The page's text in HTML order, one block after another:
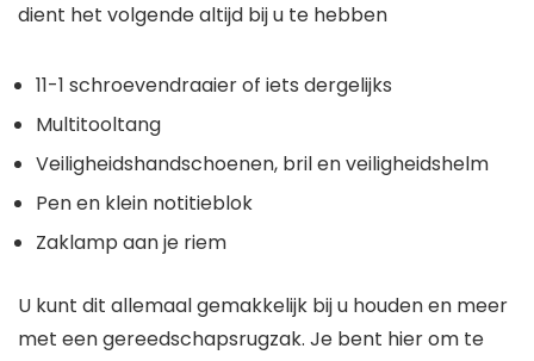
dient het volgende altijd bij u te hebben
11-1 schroevendraaier of iets dergelijks
Multitooltang
Veiligheidshandschoenen, bril en veiligheidshelm
Pen en klein notitieblok
Zaklamp aan je riem
U kunt dit allemaal gemakkelijk bij u houden en meer
met een gereedschapsrugzak. Je bent hier om te